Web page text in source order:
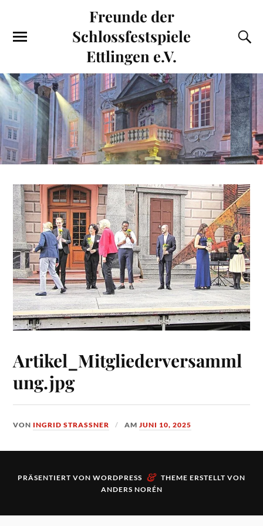
Freunde der
Schlossfestspiele
Ettlingen e.V.
Artikel_Mitgliederversamml
ung.jpg
VON INGRID STRASSNER AMJUNI 10, 2025
PRÄSENTIERT VON WORDPRESS & THEME ERSTELLT VON
ANDERS NORÉN